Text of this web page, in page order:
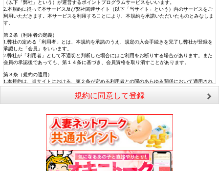
（以下「弊社」という）が運営するポイントプログラムサービスをいいます。
2.本規約に従って本サービス及び弊社関連サイト（以下「当サイト」という）内のサービスをご
利用いただきます。本サービスを利用することにより、本規約を承諾いただいたものとみなしま
す。
第２条（利用者の定義）
1.弊社の定める「利用者」とは、本規約を承諾のうえ、規定の入会手続きを完了し弊社が登録を
承認した「会員」をいいます。
2.弊社が「利用者」として不適切と判断した場合にはご利用をお断りする場合があります。また
会員の承認後であっても、第１４条に基づき、会員資格を取り消すことがあります。
第３条（規約の適用）
1.本規約は、当サイトにおける、第２条が定める利用者との間のあらゆる関係において適用され
ます。
2.弊社が当サイト上において随時告知する諸規定及びサービスごとに規定する各規約は、本規約
第４条（規約の変更）
弊社は、規約等（本規約および当サイトに関するルールの内容を事前予告無しに自由に変更でき
第５条（ポイントの付与、取消・消滅）
1.弊社は、当サイト内におけるサービスを利用した会員に、弊社が定める付与数または付与率に
従い付与いたします。
2.弊社は、ポイントの付与、付与数、付与率、付与のタイミング、ポイントの無効、無効のタイ
ミング等、本サービスに関する条件すべてを決定する権利を保有します。また利用者は弊社の決
規約に同意して登録